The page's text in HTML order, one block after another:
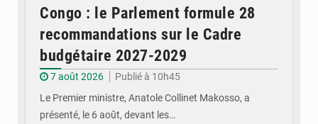
Congo : le Parlement formule 28
recommandations sur le Cadre
budgétaire 2027-2029
7 août 2026
Publié à 10h45
Le Premier ministre, Anatole Collinet Makosso, a
présenté, le 6 août, devant les…